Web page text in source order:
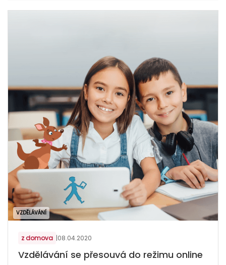
VZDĚLÁVÁNÍ
z domova |08.04.2020
Vzdělávání se přesouvá do režimu online